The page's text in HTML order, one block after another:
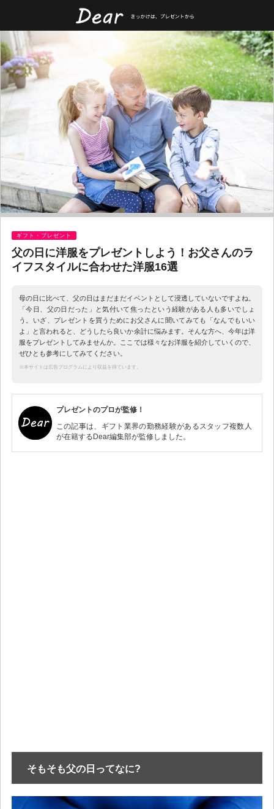
ギフト・プレゼント
父の日に洋服をプレゼントしよう！お父さんのラ
イフスタイルに合わせた洋服16選
母の日に比べて、父の日はまだまだイベントとして浸透していないですよね。
「今日、父の日だった」と気付いて焦ったという経験がある人も多いでしょ
う。いざ、プレゼントを買うためにお父さんに聞いてみても「なんでもいい
よ」と言われると、どうしたら良いか余計に悩みます。そんな方へ、今年は洋
服をプレゼントしてみませんか。ここでは様々なお洋服を紹介していくので、
ぜひとも参考にしてみてください。
※本サイトは広告プログラムにより収益を得ています。
プレゼントのプロが監修！
この記事は、ギフト業界の勤務経験があるスタッフ複数人
が在籍するDear編集部が監修しました。
そもそも父の日ってなに?